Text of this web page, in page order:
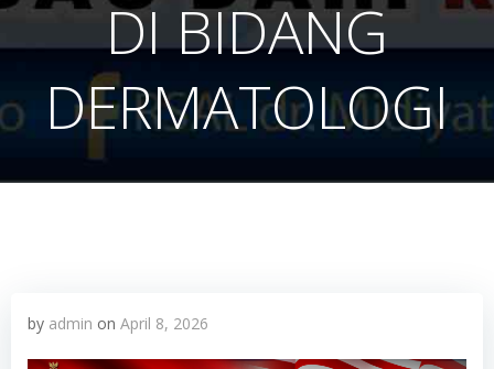
DI BIDANG
DERMATOLOGI
by admin on April 8, 2026